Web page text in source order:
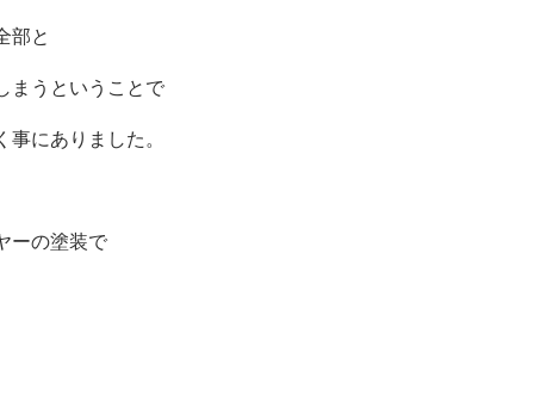
部と
まうということで
にありました。
ーの塗装で